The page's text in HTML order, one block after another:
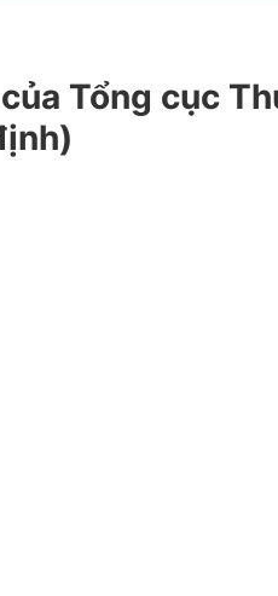
Tổng cục